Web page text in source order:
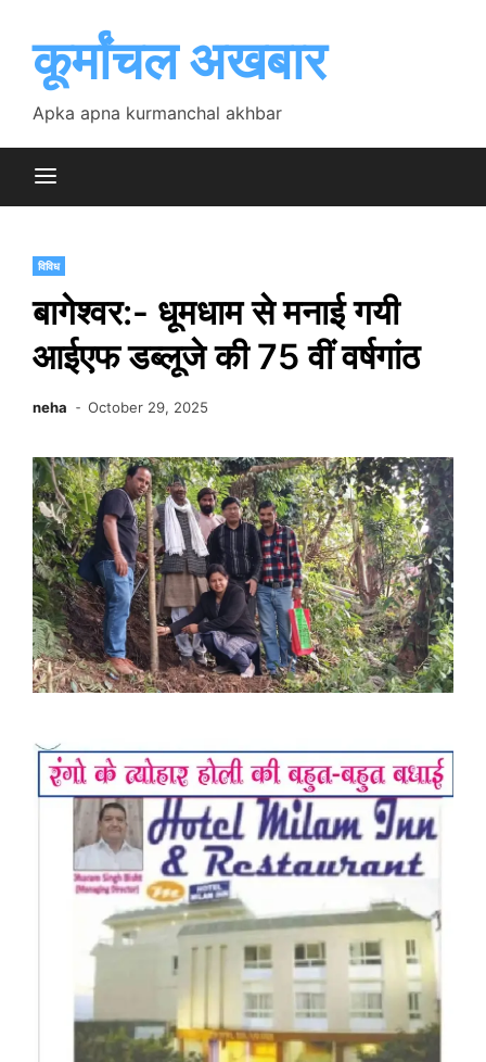
contentकूर्मांचल अखबार
Apka apna kurmanchal akhbar
विविध
बागेश्वर:- धूमधाम से मनाई गयी
आईएफ डब्लूजे की 75 वीं वर्षगांठ
neha October 29, 2025